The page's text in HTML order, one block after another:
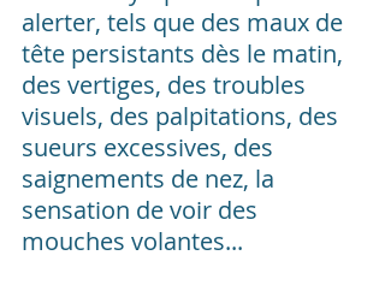
alerter, tels que des maux de
tête persistants dès le matin,
des vertiges, des troubles
visuels, des palpitations, des
sueurs excessives, des
saignements de nez, la
sensation de voir des
mouches volantes...